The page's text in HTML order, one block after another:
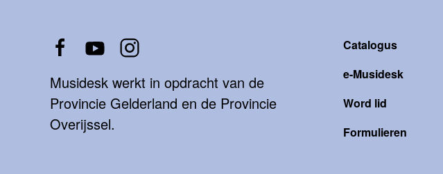
Musidesk werkt in opdracht van de
Provincie Gelderland en de Provincie
Overijssel.
Catalogus
e-Musidesk
Word lid
Formulieren